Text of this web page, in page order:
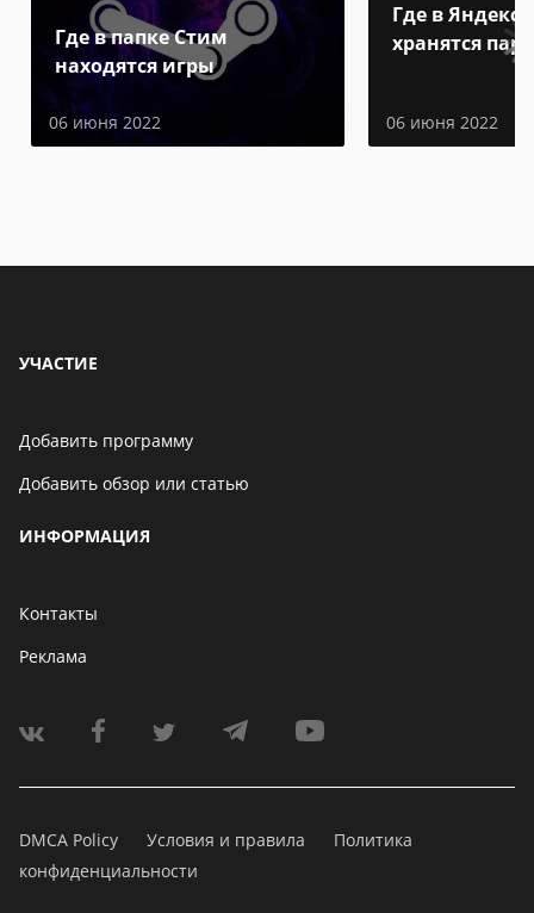
Где в папке Стим
находятся игры
06 июня 2022
Где в Яндекс
хранятся
06 июня 2022
УЧАСТИЕ
Добавить программу
Добавить обзор или статью
ИНФОРМАЦИЯ
Контакты
Реклама
DMCA Policy Условия и правила
Политика
конфиденциальности